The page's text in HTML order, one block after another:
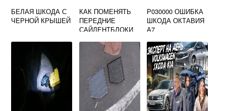
БЕЛАЯ ШКОДА С
ЧЕРНОЙ КРЫШЕЙ
КАК ПОМЕНЯТЬ
ПЕРЕДНИЕ
САЙЛЕНТБЛОКИ
OCTAVIA A5
Р030000 ОШИБКА
ШКОДА ОКТАВИЯ
А7